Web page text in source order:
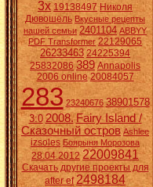
3x 19138497 Николя
Дювошель Вкусные рецепты
нашей семьи 2401104 ABBYY
PDF Transformer 22129065
26233463 24225394
25832086 389 Annapolis
2006 online 20084057
283 23240676 38901578
3:0 2008. Fairy Island /
Сказочный остров Ashlee
izsoles Боярыня Морозова
28.04.2012 22009841
Скачать другие проекты для
after ef 2498184